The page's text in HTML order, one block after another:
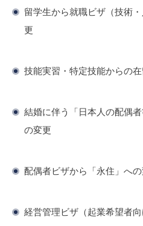
留学生から就職ビザ（技術
更
技能実習・特定技能からの
結婚に伴う「日本人の配偶
の変更
配偶者ビザから「永住」へ
経営管理ビザ（起業希望者向